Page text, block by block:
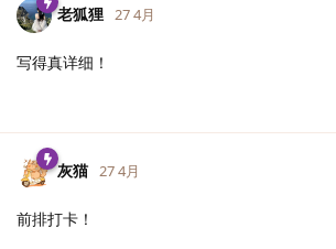
老狐狸 27 4月
写得真详细！
灰猫 27 4月
前排打卡！